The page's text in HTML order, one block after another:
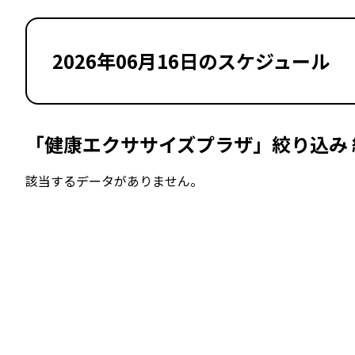
2026年06月16日のスケジュール
「健康エクササイズプラザ」絞り込み
該当するデータがありません。